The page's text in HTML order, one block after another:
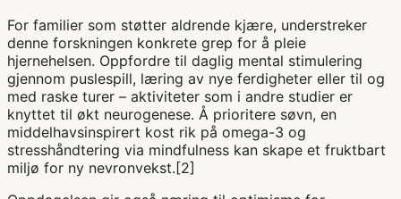
For familier som støtter aldrende kjære, understreker
denne forskningen konkrete grep for å pleie
hjernehelsen. Oppfordre til daglig mental stimulering
gjennom puslespill, læring av nye ferdigheter eller til og
med raske turer – aktiviteter som i andre studier er
knyttet til økt neurogenese. Å prioritere søvn, en
middelhavsinspirert kost rik på omega-3 og
stresshåndtering via mindfulness kan skape et fruktbart
miljø for ny nevronvekst.[2]